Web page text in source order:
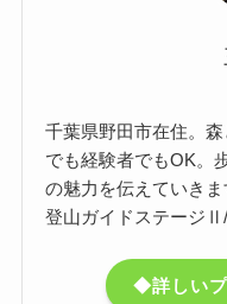
千葉県野田市在住。
でも経験者でもOK。
の魅力を伝えていきま
登山ガイドステージ
◆詳しいプ